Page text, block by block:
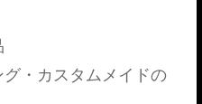
・カスタムメイドの